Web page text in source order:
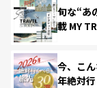
旬な“あ
載 MY
今、こ
年絶対